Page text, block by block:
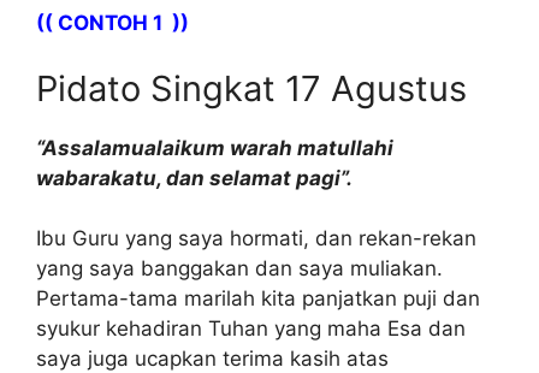
(( CONTOH 1 ))
Pidato Singkat 17 Agustus
“Assalamualaikum warah matullahi
wabarakatu, dan selamat pagi”.
Ibu Guru yang saya hormati, dan rekan-rekan
yang saya banggakan dan saya muliakan.
Pertama-tama marilah kita panjatkan puji dan
syukur kehadiran Tuhan yang maha Esa dan
saya juga ucapkan terima kasih atas